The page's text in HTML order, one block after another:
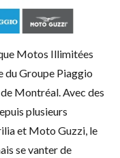
Motos Illimitées
du Groupe Piaggio
Montréal. Avec des
plusieurs
et Moto Guzzi, le
se vanter de